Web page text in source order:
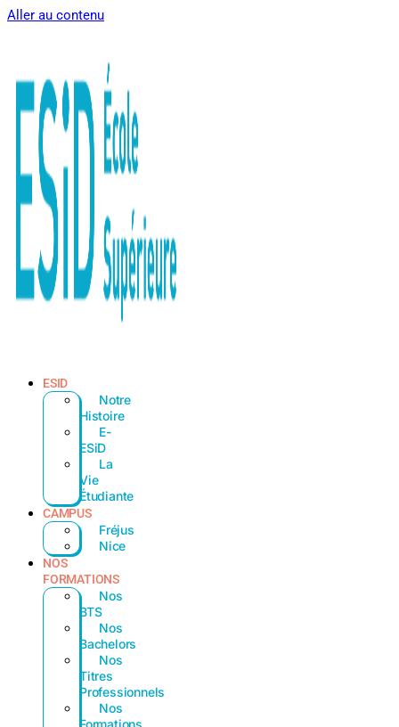
Aller au contenu
ESID
Notre
Histoire
E-
ESiD
La
Vie
Étudiante
CAMPUS
Fréjus
Nice
NOS
FORMATIONS
Nos
BTS
Nos
Bachelors
Nos
Titres
Professionnels
Nos
Formations